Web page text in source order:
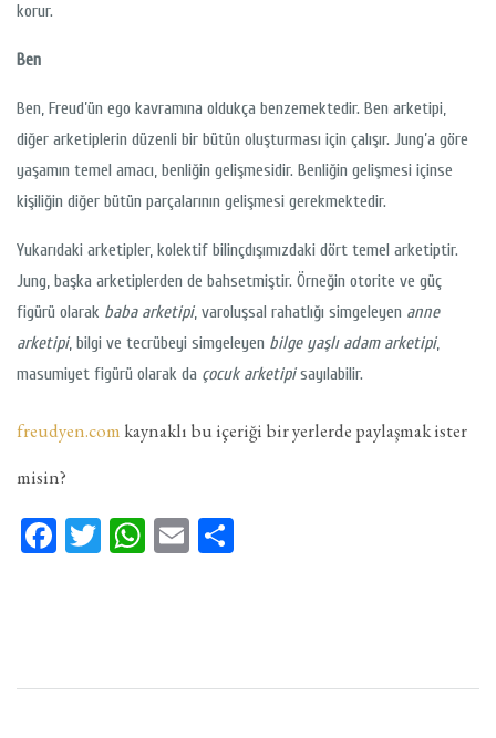
korur.
Ben
Ben, Freud’ün ego kavramına oldukça benzemektedir. Ben arketipi,
diğer arketiplerin düzenli bir bütün oluşturması için çalışır. Jung’a göre
yaşamın temel amacı, benliğin gelişmesidir. Benliğin gelişmesi içinse
kişiliğin diğer bütün parçalarının gelişmesi gerekmektedir.
Yukarıdaki arketipler, kolektif bilinçdışımızdaki dört temel arketiptir.
Jung, başka arketiplerden de bahsetmiştir. Örneğin otorite ve güç
figürü olarak baba arketipi, varoluşsal rahatlığı simgeleyen anne
arketipi, bilgi ve tecrübeyi simgeleyen bilge yaşlı adam arketipi,
masumiyet figürü olarak da çocuk arketipisayılabilir.
freudyen.com kaynaklı bu içeriği bir yerlerde paylaşmak ister
misin?
Facebook
TwitterWhatsApp
Email